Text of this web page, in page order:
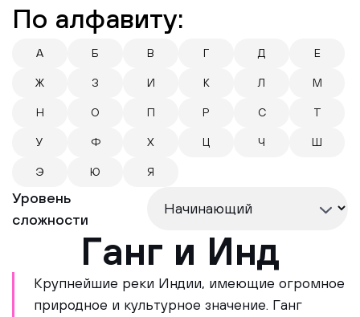
По алфавиту:
А Б В Г Д Е
Ж З И К Л М
Н О П Р С Т
У Ф Х Ц Ч Ш
Э Ю Я
Уровень
сложности
Ганг и Инд
Крупнейшие реки Индии, имеющие огромное
природное и культурное значение. Ганг